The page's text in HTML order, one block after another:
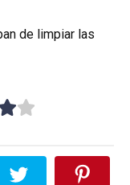
de limpiar las